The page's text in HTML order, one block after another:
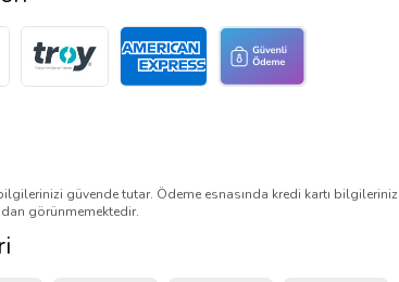
güvende tutar. Ödeme esnasında kredi kartı bilgileriniz
görünmemektedir.